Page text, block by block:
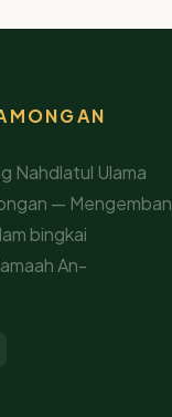
Nahdlatul Ulama
— Mengemban
bingkai
An-